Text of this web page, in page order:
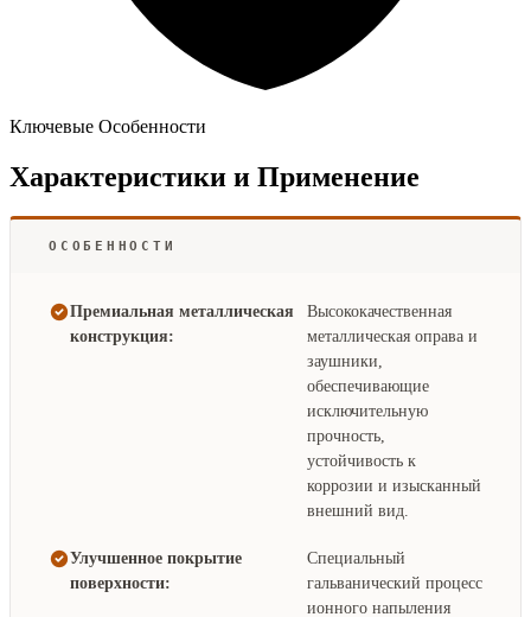
Ключевые Особенности
Характеристики и Применение
ОСОБЕННОСТИ
Премиальная металлическая
конструкция:
Высококачественная
металлическая оправа и
заушники,
обеспечивающие
исключительную
прочность,
устойчивость к
коррозии и изысканный
внешний вид.
Улучшенное покрытие
поверхности:
Специальный
гальванический процесс
ионного напыления